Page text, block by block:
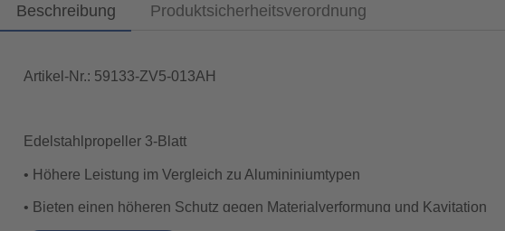
Beschreibung Produktsicherheitsverordnung
Artikel-Nr.: 59133-ZV5-013AH
Edelstahlpropeller 3-Blatt
• Höhere Leistung im Vergleich zu Alumininiumtypen
• Bieten einen höheren Schutz gegen Materialverformung und Kavitation